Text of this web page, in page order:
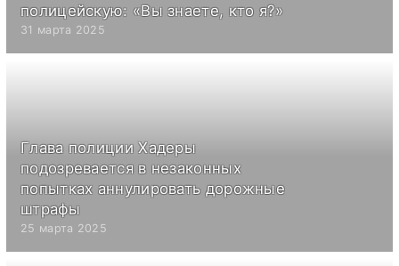
полицейскую: «Вы знаете, кто я?»
31 марта 2025
Глава полиции Хадеры
подозревается в незаконных
попытках аннулировать дорожные
штрафы
25 марта 2025